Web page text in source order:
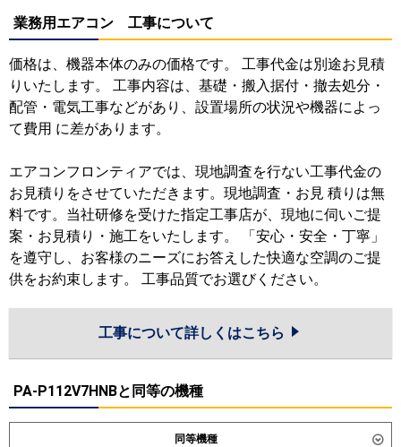
業務用エアコン 工事について
価格は、機器本体のみの価格です。 工事代金は別途お見積
りいたします。 工事内容は、基礎・搬入据付・撤去処分・
配管・電気工事などがあり、設置場所の状況や機器によっ
て費用 に差があります。
エアコンフロンティアでは、現地調査を行ない工事代金の
お見積りをさせていただきます。現地調査・お見 積りは無
料です。当社研修を受けた指定工事店が、現地に伺いご提
案・お見積り・施工をいたします。 「安心・安全・丁寧」
を遵守し、お客様のニーズにお答えした快適な空調のご提
供をお約束します。 工事品質でお選びください。
工事について詳しくはこちら
PA-P112V7HNBと同等の機種
同等機種